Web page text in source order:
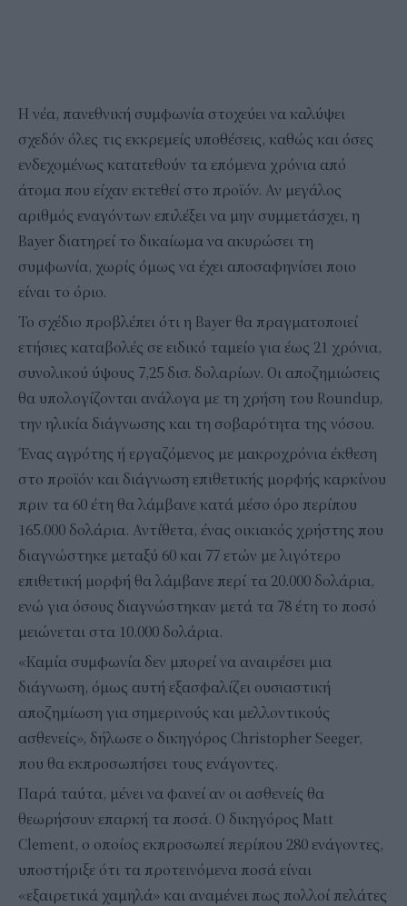
Η νέα, πανεθνική συμφωνία στοχεύει να καλύψει
σχεδόν όλες τις εκκρεμείς υποθέσεις, καθώς και όσες
ενδεχομένως κατατεθούν τα επόμενα χρόνια από
άτομα που είχαν εκτεθεί στο προϊόν. Αν μεγάλος
αριθμός εναγόντων επιλέξει να μην συμμετάσχει, η
Bayer διατηρεί το δικαίωμα να ακυρώσει τη
συμφωνία, χωρίς όμως να έχει αποσαφηνίσει ποιο
είναι το όριο.
Το σχέδιο προβλέπει ότι η Bayer θα πραγματοποιεί
ετήσιες καταβολές σε ειδικό ταμείο για έως 21 χρόνια,
συνολικού ύψους 7,25 δισ. δολαρίων. Οι αποζημιώσεις
θα υπολογίζονται ανάλογα με τη χρήση του Roundup,
την ηλικία διάγνωσης και τη σοβαρότητα της νόσου.
Ένας αγρότης ή εργαζόμενος με μακροχρόνια έκθεση
στο προϊόν και διάγνωση επιθετικής μορφής καρκίνου
πριν τα 60 έτη θα λάμβανε κατά μέσο όρο περίπου
165.000 δολάρια. Αντίθετα, ένας οικιακός χρήστης που
διαγνώστηκε μεταξύ 60 και 77 ετών με λιγότερο
επιθετική μορφή θα λάμβανε περί τα 20.000 δολάρια,
ενώ για όσους διαγνώστηκαν μετά τα 78 έτη το ποσό
μειώνεται στα 10.000 δολάρια.
«Καμία συμφωνία δεν μπορεί να αναιρέσει μια
διάγνωση, όμως αυτή εξασφαλίζει ουσιαστική
αποζημίωση για σημερινούς και μελλοντικούς
ασθενείς», δήλωσε ο δικηγόρος Christopher Seeger,
που θα εκπροσωπήσει τους ενάγοντες.
Παρά ταύτα, μένει να φανεί αν οι ασθενείς θα
θεωρήσουν επαρκή τα ποσά. Ο δικηγόρος Matt
Clement, ο οποίος εκπροσωπεί περίπου 280 ενάγοντες,
υποστήριξε ότι τα προτεινόμενα ποσά είναι
«εξαιρετικά χαμηλά» και αναμένει πως πολλοί πελάτες